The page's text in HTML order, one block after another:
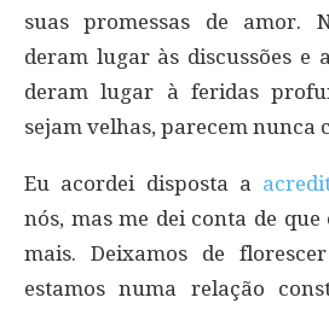
suas promessas de amor.
deram lugar às discussões e
deram lugar à feridas
sejam velhas, parecem nunca
Eu acordei disposta a
nós, mas me dei conta de que
mais. Deixamos de
estamos numa relação